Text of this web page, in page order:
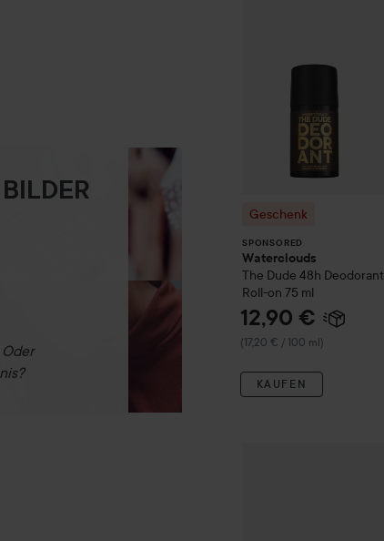
Geschenk
SPONSORED
Waterclouds
The Dude 48h Deodorant
Roll-on 75 ml
12,90 €
(17,20 € / 100 ml)
KAUFEN